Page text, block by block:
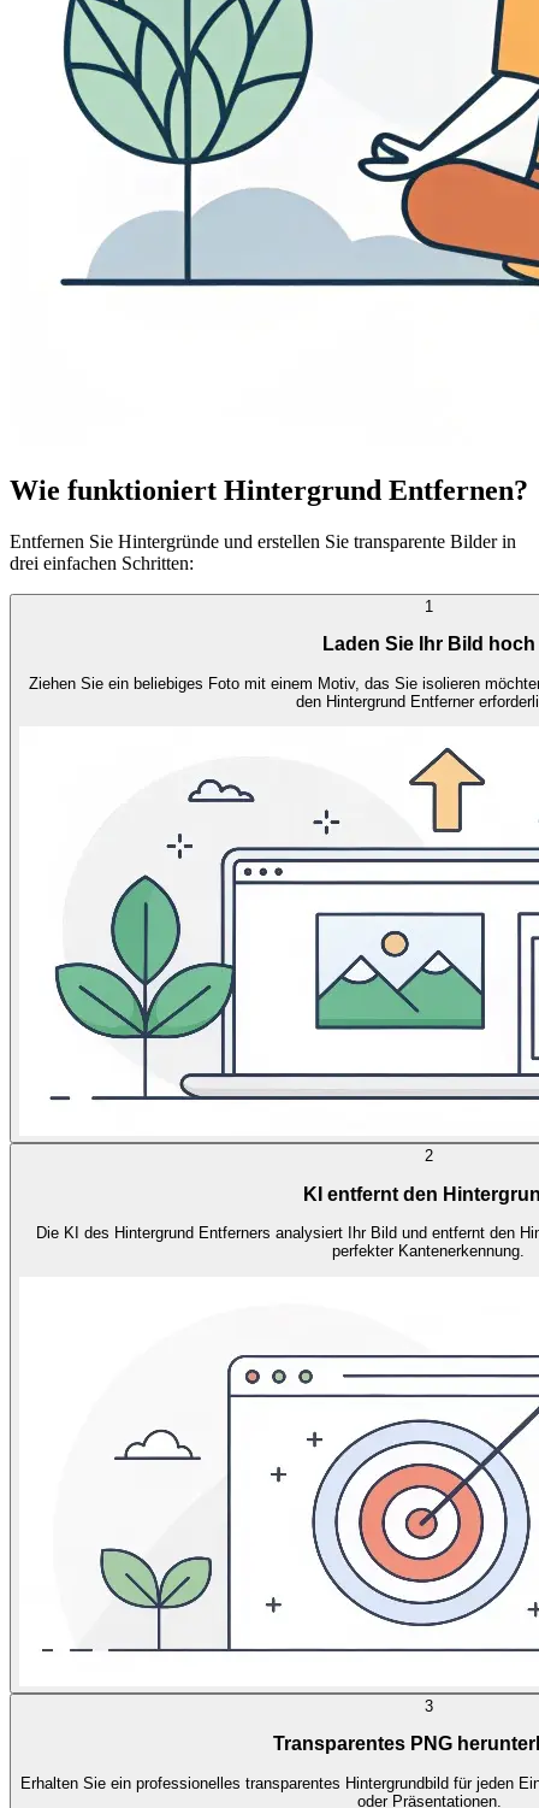
Wie funktioniert Hintergrund Entfernen?
Entfernen Sie Hintergründe und erstellen Sie transparente Bilder in
drei einfachen Schritten:
1
Laden Sie Ihr Bild hoch
Ziehen Sie ein beliebiges Foto mit einem Motiv, das Sie isolieren
den Hintergrund Entferner
2
KI entfernt den
Die KI des Hintergrund Entferners analysiert Ihr Bild und entfernt den
perfekter Kantenerkennung.
3
Transparentes PNG
Erhalten Sie ein professionelles transparentes Hintergrundbild für jeden
oder Präsentationen.